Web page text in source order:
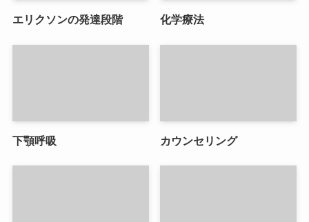
エリクソンの発達段階 化学療法
下顎呼吸 カウンセリング